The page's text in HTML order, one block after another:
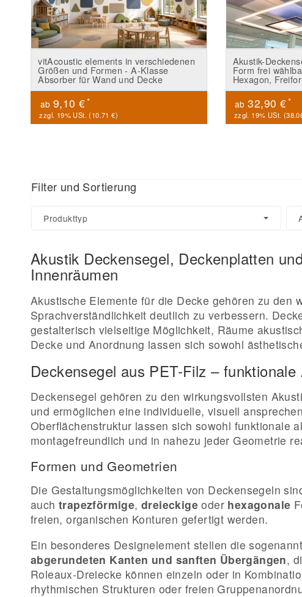
vitAcoustic elements in verschiedenen
Größen und Formen - A-Klasse
Absorber für Wand und Decke
ab 9,10 €*
zzgl. 19% USt. (10.71 €)
Akustik-
Form frei
Hexagon,
ab 32,90 €*
zzgl. 19% USt. (
Filter und Sortierung
Produkttyp
Akustik Deckensegel, Deckenplatten
Innenräumen
Akustische Elemente für die Decke gehören zu den
Sprachverständlichkeit deutlich zu verbessern.
gestalterisch vielseitige Möglichkeit, Räume
Decke und Anordnung lassen sich sowohl
Deckensegel aus PET-Filz –
Deckensegel gehören zu den wirkungsvollsten
und ermöglichen eine individuelle, visuell
Oberflächenstruktur lassen sich sowohl funktionale
montagefreundlich und in nahezu jeder Geometrie
Formen und Geometrien
Die Gestaltungsmöglichkeiten von Deckensegeln
auch trapezförmige,dreieckige oder hexagonale
freien, organischen Konturen gefertigt werden.
Ein besonderes Designelement stellen die
abgerundeten Kanten und sanften Übergängen,
Roleaux-Dreiecke können einzeln oder in
rhythmischen Strukturen oder freien